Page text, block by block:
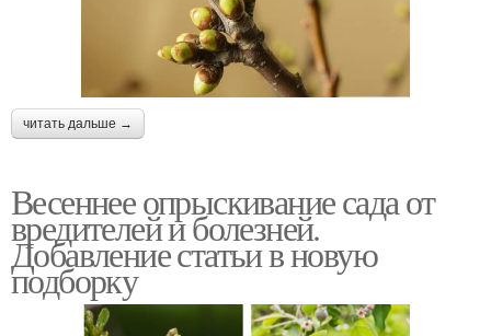
читать дальше →
Весеннее опрыскивание сада от
вредителей и болезней.
Добавление статьи в новую
подборку